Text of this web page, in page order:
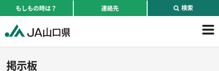
もしもの時は？ 連絡先 検索
掲示板